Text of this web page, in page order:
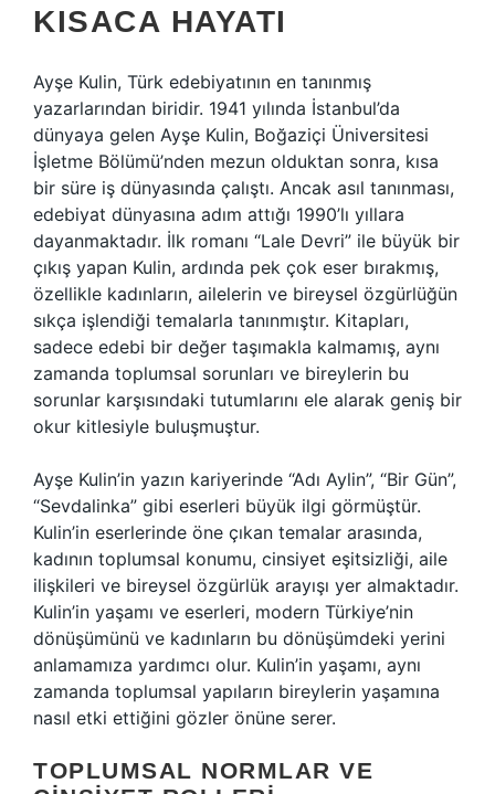
KISACA HAYATI
Ayşe Kulin, Türk edebiyatının en tanınmış
yazarlarından biridir. 1941 yılında İstanbul’da
dünyaya gelen Ayşe Kulin, Boğaziçi Üniversitesi
İşletme Bölümü’nden mezun olduktan sonra, kısa
bir süre iş dünyasında çalıştı. Ancak asıl tanınması,
edebiyat dünyasına adım attığı 1990’lı yıllara
dayanmaktadır. İlk romanı “Lale Devri” ile büyük bir
çıkış yapan Kulin, ardında pek çok eser bırakmış,
özellikle kadınların, ailelerin ve bireysel özgürlüğün
sıkça işlendiği temalarla tanınmıştır. Kitapları,
sadece edebi bir değer taşımakla kalmamış, aynı
zamanda toplumsal sorunları ve bireylerin bu
sorunlar karşısındaki tutumlarını ele alarak geniş bir
okur kitlesiyle buluşmuştur.
Ayşe Kulin’in yazın kariyerinde “Adı Aylin”, “Bir Gün”,
“Sevdalinka” gibi eserleri büyük ilgi görmüştür.
Kulin’in eserlerinde öne çıkan temalar arasında,
kadının toplumsal konumu, cinsiyet eşitsizliği, aile
ilişkileri ve bireysel özgürlük arayışı yer almaktadır.
Kulin’in yaşamı ve eserleri, modern Türkiye’nin
dönüşümünü ve kadınların bu dönüşümdeki yerini
anlamamıza yardımcı olur. Kulin’in yaşamı, aynı
zamanda toplumsal yapıların bireylerin yaşamına
nasıl etki ettiğini gözler önüne serer.
TOPLUMSAL NORMLAR VE